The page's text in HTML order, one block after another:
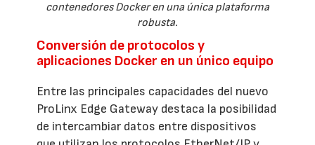
contenedores Docker en una única plataforma
robusta.
Conversión de protocolos y
aplicaciones Docker en un único equipo
Entre las principales capacidades del nuevo
ProLinx Edge Gateway destaca la posibilidad
de intercambiar datos entre dispositivos